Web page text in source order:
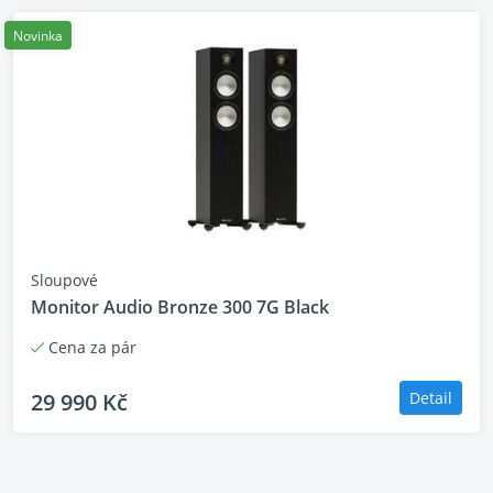
domácího kina vyšší třídy.
Novinka
Sloupové
Monitor Audio Bronze 300 7G Black
Cena za pár
29 990 Kč Detail